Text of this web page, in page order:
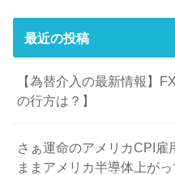
最近の投稿
【為替介入の最新情報】
の行方は？】
さぁ運命のアメリカCPI
ままアメリカ半導体上が